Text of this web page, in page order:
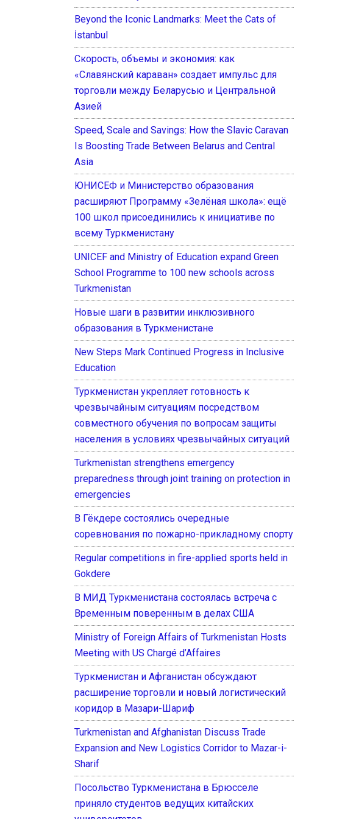
Beyond the Iconic Landmarks: Meet the Cats of
İstanbul
Скорость, объемы и экономия: как
«Славянский караван» создает импульс для
торговли между Беларусью и Центральной
Азией
Speed, Scale and Savings: How the Slavic Caravan
Is Boosting Trade Between Belarus and Central
Asia
ЮНИСЕФ и Министерство образования
расширяют Программу «Зелёная школа»: ещё
100 школ присоединились к инициативе по
всему Туркменистану
UNICEF and Ministry of Education expand Green
School Programme to 100 new schools across
Turkmenistan
Новые шаги в развитии инклюзивного
образования в Туркменистане
New Steps Mark Continued Progress in Inclusive
Education
Туркменистан укрепляет готовность к
чрезвычайным ситуациям посредством
совместного обучения по вопросам защиты
населения в условиях чрезвычайных ситуаций
Turkmenistan strengthens emergency
preparedness through joint training on protection in
emergencies
В Гёкдере состоялись очередные
соревнования по пожарно-прикладному спорту
Regular competitions in fire-applied sports held in
Gokdere
В МИД Туркменистана состоялась встреча с
Временным поверенным в делах США
Ministry of Foreign Affairs of Turkmenistan Hosts
Meeting with US Chargé d’Affaires
Туркменистан и Афганистан обсуждают
расширение торговли и новый логистический
коридор в Мазари-Шариф
Turkmenistan and Afghanistan Discuss Trade
Expansion and New Logistics Corridor to Mazar-i-
Sharif
Посольство Туркменистана в Брюсселе
приняло студентов ведущих китайских